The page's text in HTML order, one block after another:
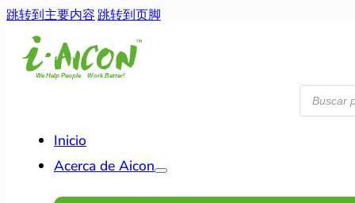
跳转到主要内容跳转到页脚
Búsqueda
productos
Inicio
Acerca de Aicon